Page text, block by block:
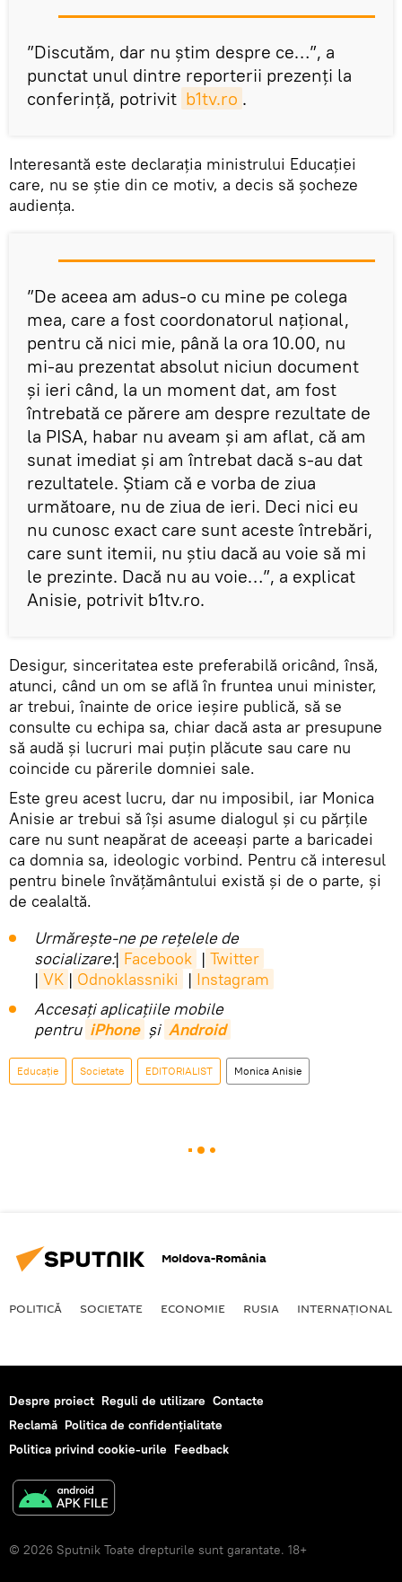
”Discutăm, dar nu știm despre ce…”, a
punctat unul dintre reporterii prezenți la
conferință, potrivit b1tv.ro .
Interesantă este declarația ministrului Educației
care, nu se știe din ce motiv, a decis să șocheze
audiența.
”De aceea am adus-o cu mine pe colega
mea, care a fost coordonatorul național,
pentru că nici mie, până la ora 10.00, nu
mi-au prezentat absolut niciun document
și ieri când, la un moment dat, am fost
întrebată ce părere am despre rezultate de
la PISA, habar nu aveam și am aflat, că am
sunat imediat și am întrebat dacă s-au dat
rezultatele. Știam că e vorba de ziua
următoare, nu de ziua de ieri. Deci nici eu
nu cunosc exact care sunt aceste întrebări,
care sunt itemii, nu știu dacă au voie să mi
le prezinte. Dacă nu au voie…”, a explicat
Anisie, potrivit b1tv.ro.
Desigur, sinceritatea este preferabilă oricând, însă,
atunci, când un om se află în fruntea unui minister,
ar trebui, înainte de orice ieșire publică, să se
consulte cu echipa sa, chiar dacă asta ar presupune
să audă și lucruri mai puțin plăcute sau care nu
coincide cu părerile domniei sale.
Este greu acest lucru, dar nu imposibil, iar Monica
Anisie ar trebui să își asume dialogul și cu părțile
care nu sunt neapărat de aceeași parte a baricadei
ca domnia sa, ideologic vorbind. Pentru că interesul
pentru binele învățământului există și de o parte, și
de cealaltă.
Urmărește-ne pe rețelele de
socializare:| Facebook | Twitter
| VK | Odnoklassniki | Instagram
Accesaţi aplicaţiile mobile
pentru iPhone și Android
Educație Societate EDITORIALIST Monica Anisie
Moldova-România
POLITICĂ SOCIETATE ECONOMIE RUSIA INTERNAŢIONAL
Despre proiect Reguli de utilizare Contacte
Reclamă Politica de confidențialitate
Politica privind cookie-urile Feedback
© 2026 Sputnik Toate drepturile sunt garantate. 18+